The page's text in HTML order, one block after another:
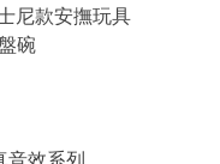
尼款安撫玩具
碗
音效系列